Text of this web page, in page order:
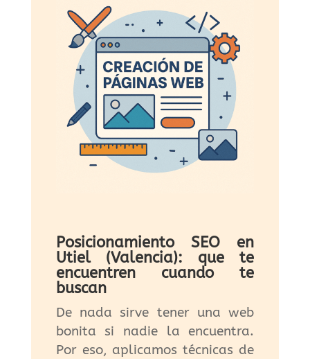
Posicionamiento SEO en
Utiel (Valencia): que te
encuentren cuando te
buscan
De nada sirve tener una web
bonita si nadie la encuentra.
Por eso, aplicamos técnicas de